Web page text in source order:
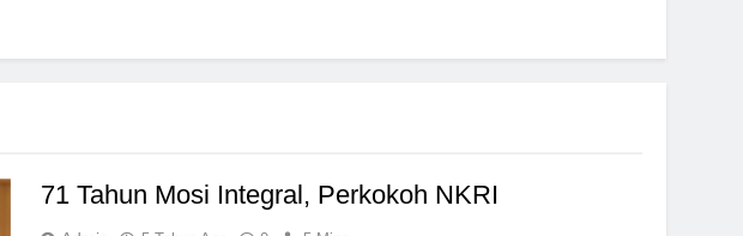
71 Tahun Mosi Integral, Perkokoh NKRI